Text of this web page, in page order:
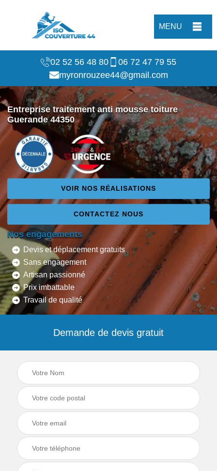
MENU
02 52 56 48 80
06 72 47 79 55
myronrouzee44@gmail.com
Entreprise traitement anti mousse toiture
Guerande 44350
VOIR NOS RÉALISATIONS
CONTACTEZ NOUS
Nos engagements
Devis et déplacement gratuits
Sans engagement
Artisan passionné
Prix imbattable
Travail de qualité
Demande de devis gratuit